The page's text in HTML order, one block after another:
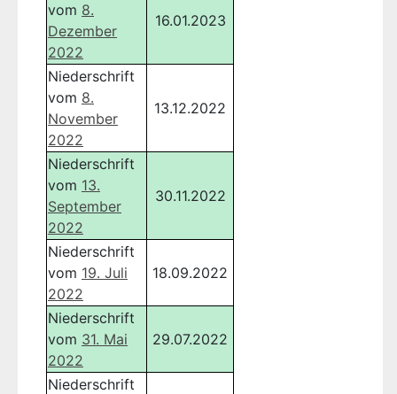
vom 8.
Dezember
2022
16.01.2023
Niederschrift
vom 8.
November
2022
13.12.2022
Niederschrift
vom 13.
September
2022
30.11.2022
Niederschrift
vom 19. Juli
2022
18.09.2022
Niederschrift
vom 31. Mai
2022
29.07.2022
Niederschrift